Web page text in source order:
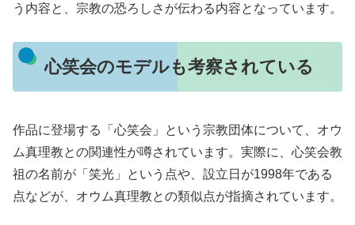
う内容と、宗教の恐ろしさが伝わる内容となっています。
心笑会のモデルも考察されている
作品に登場する「心笑会」という宗教団体について、オウ
ム真理教との関連性が噂されています。実際に、心笑会教
祖の名前が「笑光」という点や、設立日が1998年である
点などが、オウム真理教との類似点が指摘されています。